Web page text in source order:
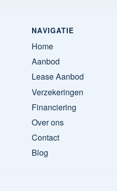
NAVIGATIE
Home
Aanbod
Lease Aanbod
Verzekeringen
Financiering
Over ons
Contact
Blog